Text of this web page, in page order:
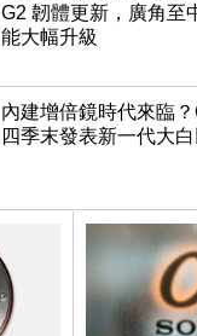
G2 韌體更新，廣角至
能大幅升級
內建增倍鏡時代來臨
四季末發表新一代大